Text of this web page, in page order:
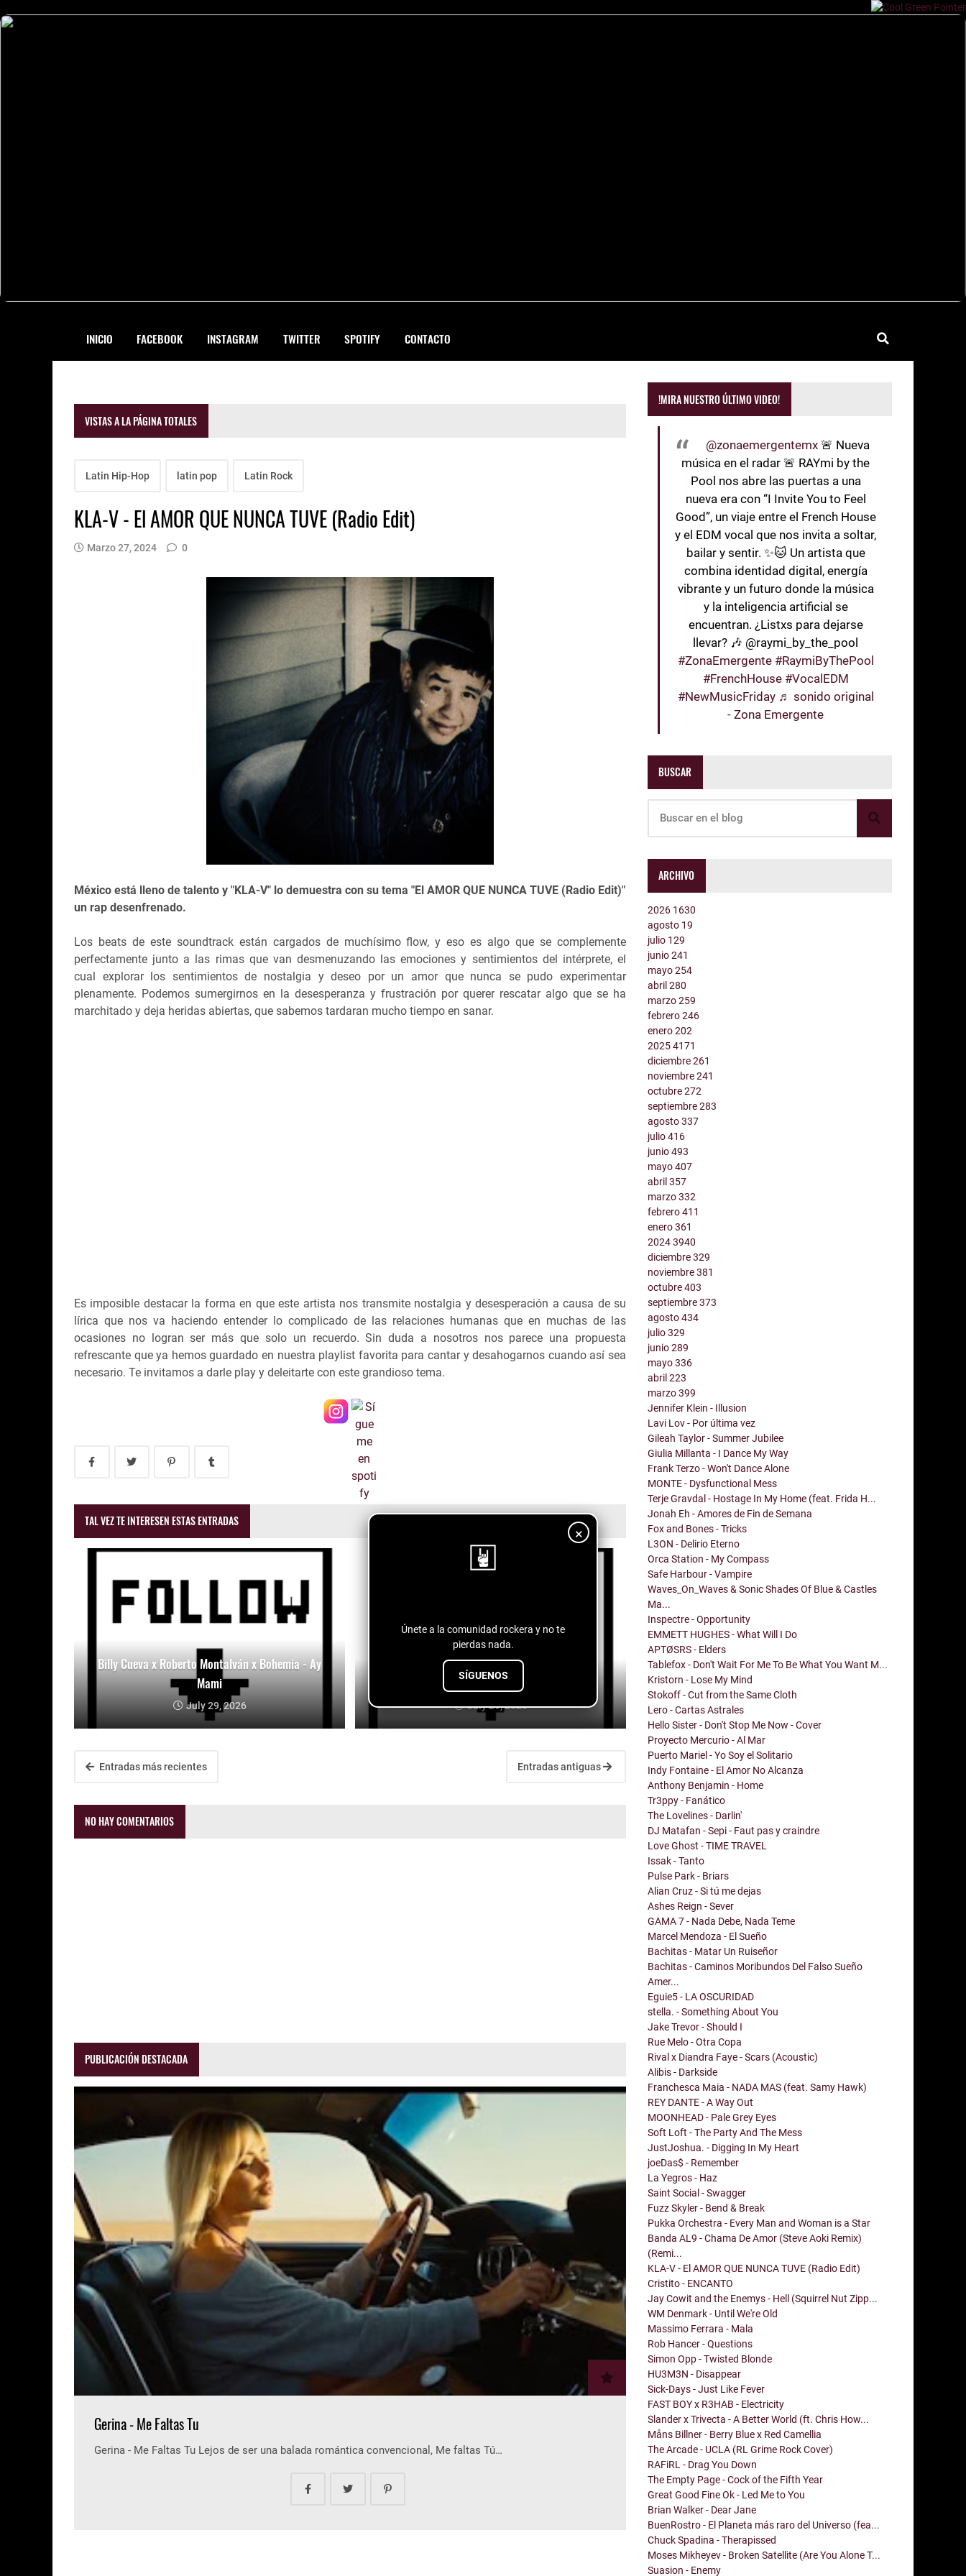
INICIO FACEBOOK INSTAGRAM TWITTER SPOTIFY CONTACTO
×
Únete a la comunidad rockera y no te
pierdas nada.
SÍGUENOS
VISTAS A LA PÁGINA TOTALES
Latin Hip-Hop latin pop Latin Rock
KLA-V - El AMOR QUE NUNCA TUVE (Radio Edit)
Marzo 27, 2024 0
México está lleno de talento y "KLA-V" lo demuestra con su tema "El AMOR QUE NUNCA TUVE (Radio Edit)"
un rap desenfrenado.
Los beats de este soundtrack están cargados de muchísimo flow, y eso es algo que se complemente
perfectamente junto a las rimas que van desmenuzando las emociones y sentimientos del intérprete, el
cual explorar los sentimientos de nostalgia y deseo por un amor que nunca se pudo experimentar
plenamente. Podemos sumergirnos en la desesperanza y frustración por querer rescatar algo que se ha
marchitado y deja heridas abiertas, que sabemos tardaran mucho tiempo en sanar.
Es imposible destacar la forma en que este artista nos transmite nostalgia y desesperación a causa de su
lírica que nos va haciendo entender lo complicado de las relaciones humanas que en muchas de las
ocasiones no logran ser más que solo un recuerdo. Sin duda a nosotros nos parece una propuesta
refrescante que ya hemos guardado en nuestra playlist favorita para cantar y desahogarnos cuando así sea
necesario. Te invitamos a darle play y deleitarte con este grandioso tema.
TAL VEZ TE INTERESEN ESTAS ENTRADAS
Billy Cueva x Roberto Montalván x Bohemia - Ay
Mami
July 29, 2026
mil100 - No Digas Mas
July 29, 2026
Entradas más recientes Entradas antiguas
NO HAY COMENTARIOS
PUBLICACIÓN DESTACADA
Gerina - Me Faltas Tu
Gerina - Me Faltas Tu Lejos de ser una balada romántica convencional, Me faltas Tú…
!MIRA NUESTRO ÚLTIMO VIDEO!
@zonaemergentemx 🚨 Nueva
música en el radar 🚨 RAYmi by the
Pool nos abre las puertas a una
nueva era con “I Invite You to Feel
Good”, un viaje entre el French House
y el EDM vocal que nos invita a soltar,
bailar y sentir. ✨🐱 Un artista que
combina identidad digital, energía
vibrante y un futuro donde la música
y la inteligencia artificial se
encuentran. ¿Listxs para dejarse
llevar? 🎶 @raymi_by_the_pool
#ZonaEmergente #RaymiByThePool
#FrenchHouse #VocalEDM
#NewMusicFriday ♬ sonido original
- Zona Emergente
BUSCAR
ARCHIVO
2026 1630
agosto 19
julio 129
junio241
mayo254
abril280
marzo259
febrero246
enero202
20254171
diciembre261
noviembre241
octubre272
septiembre283
agosto337
julio416
junio493
mayo407
abril357
marzo332
febrero411
enero361
20243940
diciembre329
noviembre381
octubre403
septiembre373
agosto434
julio329
junio289
mayo336
abril223
marzo399
Jennifer Klein - Illusion
Lavi Lov - Por última vez
Gileah Taylor - Summer Jubilee
Giulia Millanta - I Dance My Way
Frank Terzo - Won't Dance Alone
MONTE - Dysfunctional Mess
Terje Gravdal - Hostage In My Home (feat. Frida H...
Jonah Eh - Amores de Fin de Semana
Fox and Bones - Tricks
L3ON - Delirio Eterno
Orca Station - My Compass
Safe Harbour - Vampire
Waves_On_Waves & Sonic Shades Of Blue & Castles
Ma...
Inspectre - Opportunity
EMMETT HUGHES - What Will I Do
APTØSRS - Elders
Tablefox - Don't Wait For Me To Be What You Want M...
Kristorn - Lose My Mind
Stokoff - Cut from the Same Cloth
Lero - Cartas Astrales
Hello Sister - Don't Stop Me Now - Cover
Proyecto Mercurio - Al Mar
Puerto Mariel - Yo Soy el Solitario
Indy Fontaine - El Amor No Alcanza
Anthony Benjamin - Home
Tr3ppy - Fanático
The Lovelines - Darlin'
DJ Matafan - Sepi - Faut pas y craindre
Love Ghost - TIME TRAVEL
Issak - Tanto
Pulse Park - Briars
Alian Cruz - Si tú me dejas
Ashes Reign - Sever
GAMA 7 - Nada Debe, Nada Teme
Marcel Mendoza - El Sueño
Bachitas - Matar Un Ruiseñor
Bachitas - Caminos Moribundos Del Falso Sueño
Amer...
Eguie5 - LA OSCURIDAD
stella. - Something About You
Jake Trevor - Should I
Rue Melo - Otra Copa
Rival x Diandra Faye - Scars (Acoustic)
Alibis - Darkside
Franchesca Maia - NADA MAS (feat. Samy Hawk)
REY DANTE - A Way Out
MOONHEAD - Pale Grey Eyes
Soft Loft - The Party And The Mess
JustJoshua. - Digging In My Heart
joeDas$ - Remember
La Yegros - Haz
Saint Social - Swagger
Fuzz Skyler - Bend & Break
Pukka Orchestra - Every Man and Woman is a Star
Banda AL9 - Chama De Amor (Steve Aoki Remix)
(Remi...
KLA-V - El AMOR QUE NUNCA TUVE (Radio Edit)
Cristito - ENCANTO
Jay Cowit and the Enemys - Hell (Squirrel Nut Zipp...
WM Denmark - Until We're Old
Massimo Ferrara - Mala
Rob Hancer - Questions
Simon Opp - Twisted Blonde
HU3M3N - Disappear
Sick-Days - Just Like Fever
FAST BOY x R3HAB - Electricity
Slander x Trivecta - A Better World (ft. Chris How...
Måns Billner - Berry Blue x Red Camellia
The Arcade - UCLA (RL Grime Rock Cover)
RAFiRL - Drag You Down
The Empty Page - Cock of the Fifth Year
Great Good Fine Ok - Led Me to You
Brian Walker - Dear Jane
BuenRostro - El Planeta más raro del Universo (fea...
Chuck Spadina - Therapissed
Moses Mikheyev - Broken Satellite (Are You Alone T...
Suasion - Enemy